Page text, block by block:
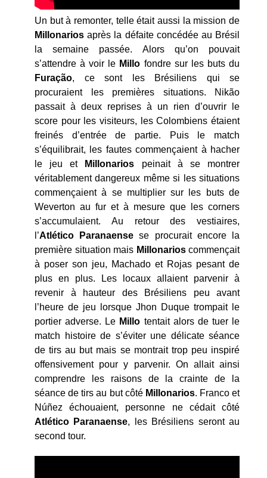
Un but à remonter, telle était aussi la mission de
Millonarios après la défaite concédée au Brésil
la semaine passée. Alors qu’on pouvait
s’attendre à voir le Millo fondre sur les buts du
Furação, ce sont les Brésiliens qui se
procuraient les premières situations. Nikão
passait à deux reprises à un rien d’ouvrir le
score pour les visiteurs, les Colombiens étaient
freinés d’entrée de partie. Puis le match
s’équilibrait, les fautes commençaient à hacher
le jeu et
Millonarios peinait à se montrer
véritablement dangereux même si les situations
commençaient à se multiplier sur les buts de
Weverton au fur et à mesure que les corners
s’accumulaient. Au retour des vestiaires,
l’Atlético Paranaensese procurait encore la
première situation mais Millonarioscommençait
à poser son jeu, Machado et Rojas pesant de
plus en plus. Les locaux allaient parvenir à
revenir à hauteur des Brésiliens peu avant
l’heure de jeu lorsque Jhon Duque trompait le
portier adverse. Le Millo tentait alors de tuer le
match histoire de s’éviter une délicate séance
de tirs au but mais se montrait trop peu inspiré
offensivement pour y parvenir. On allait ainsi
comprendre les raisons de la crainte de la
séance de tirs au but côté Millonarios. Franco et
Núñez échouaient, personne ne cédait côté
Atlético Paranaense, les Brésiliens seront au
second tour.